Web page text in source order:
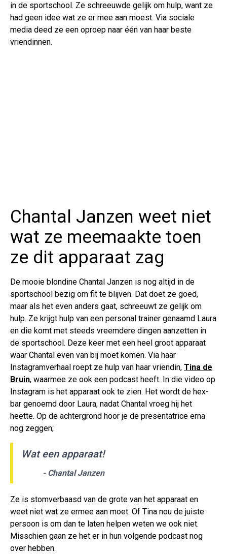
in de sportschool. Ze schreeuwde gelijk om hulp, want ze
had geen idee wat ze er mee aan moest. Via sociale
media deed ze een oproep naar één van haar beste
vriendinnen.
Chantal Janzen weet niet
wat ze meemaakte toen
ze dit apparaat zag
De mooie blondine Chantal Janzen is nog altijd in de
sportschool bezig om fit te blijven. Dat doet ze goed,
maar als het even anders gaat, schreeuwt ze gelijk om
hulp. Ze krijgt hulp van een personal trainer genaamd Laura
en die komt met steeds vreemdere dingen aanzetten in
de sportschool. Deze keer met een heel groot apparaat
waar Chantal even van bij moet komen. Via haar
Instagramverhaal roept ze hulp van haar vriendin, Tina de
Bruin, waarmee ze ook een podcast heeft. In die video op
Instagram is het apparaat ook te zien. Het wordt de hex-
bar genoemd door Laura, nadat Chantal vroeg hij het
heette. Op de achtergrond hoor je de presentatrice erna
nog zeggen;
Wat een apparaat!
- Chantal Janzen
Ze is stomverbaasd van de grote van het apparaat en
weet niet wat ze ermee aan moet. Of Tina nou de juiste
persoon is om dan te laten helpen weten we ook niet.
Misschien gaan ze het er in hun volgende podcast nog
over hebben.